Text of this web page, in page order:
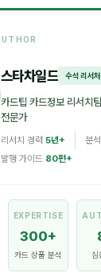
스타차일드 수석 리서처
카드팁 카드정보 리서치팀
전문가
리서치 경력 5년+ 분
발행 가이드 80편+
EXPERTISE
300+
카드 상품 분석 심